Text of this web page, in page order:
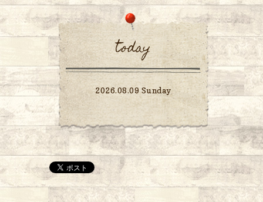
today
2026.08.09 Sunday